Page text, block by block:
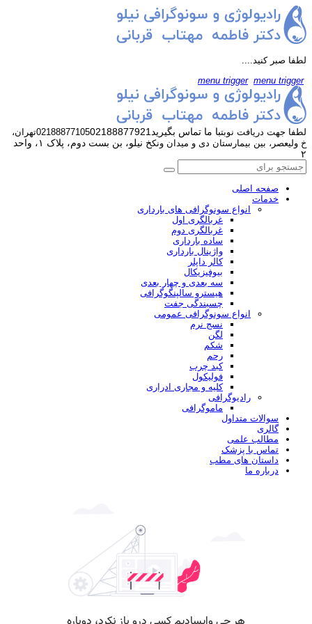
لطفا صبر کنید....
menu trigger menu trigger
لطفا جهت دریافت نوبتبا ما تماس بگیرید 0218887710502188877921
تهران،
خ ولیعصر، بین بیمارستان دی و میدان ونک
خ نیلو، بن بست دوم، پلاک ۱، واحد
۲
صفحه اصلی
خدمات
انواع سونوگرافی های بارداری
غربالگری اول
غربالگری دوم
ساده بارداری
واژینال بارداری
کالر داپلر
بیوفیزیکال
سه بعدی و چهار بعدی
هیسترو سالپنگوگرافی
چسبندگی جفت
انواع سونوگرافی عمومی
نسج نرم
لگن
شکم
رحم
کبد چرب
فولیکول
کلیه و مجاری ادراری
رادیوگرافی
ماموگرافی
سوالات متداول
گالری
مطالب علمی
تماس با پزشک
داستان های مطب
درباره ما